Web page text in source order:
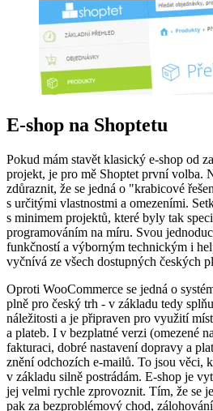
E-shop na Shoptetu
Pokud mám stavět klasický e-shop od
projekt, je pro mě Shoptet první volba.
zdůraznit, že se jedná o "krabicové
s určitými vlastnostmi a omezeními.
s minimem projektů, které byly tak
programováním na míru. Svou
funkčností a výborným technickým i
vyčnívá ze všech dostupných českých
Oproti WooCommerce se jedná o
plně pro český trh - v základu tedy
náležitosti a je připraven pro využití
a plateb. I v bezplatné verzi (omezené
fakturaci, dobré nastavení dopravy a
znění odchozích e-mailů. To jsou věci,
v základu silně postrádám. E-shop je
jej velmi rychle zprovoznit. Tím, že se
pak za bezproblémový chod,